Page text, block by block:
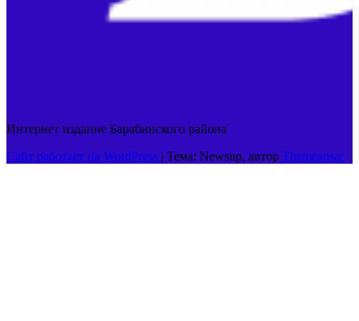
Интернет издание Барабинского района
Сайт работает на WordPress | Тема: Newsup, автор Themeansar